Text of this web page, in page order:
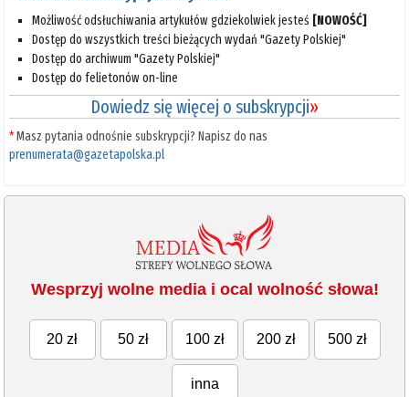
Możliwość odsłuchiwania artykułów gdziekolwiek jesteś [NOWOŚĆ]
Dostęp do wszystkich treści bieżących wydań "Gazety Polskiej"
Dostęp do archiwum "Gazety Polskiej"
Dostęp do felietonów on-line
Dowiedz się więcej o subskrypcji»
*Masz pytania odnośnie subskrypcji? Napisz do nas
prenumerata@gazetapolska.pl
Wesprzyj wolne media i ocal wolność słowa!
20 zł 50 zł 100 zł 200 zł 500 zł
inna